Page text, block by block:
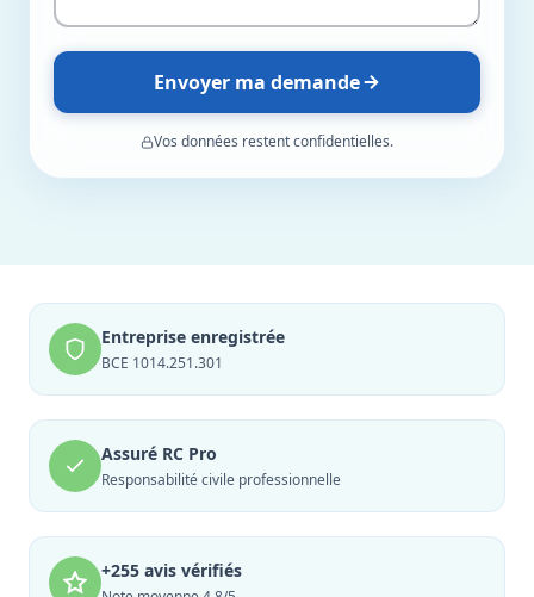
Envoyer ma demande
Vos données restent confidentielles.
Entreprise enregistrée
BCE 1014.251.301
Assuré RC Pro
Responsabilité civile professionnelle
+255 avis vérifiés